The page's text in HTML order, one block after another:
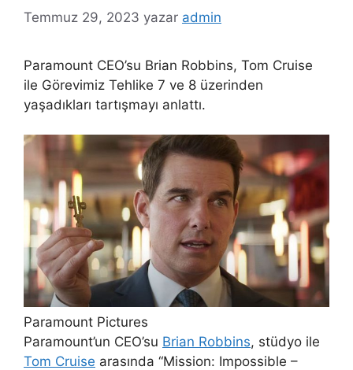
Temmuz 29, 2023 yazar admin
Paramount CEO’su Brian Robbins, Tom Cruise
ile Görevimiz Tehlike 7 ve 8 üzerinden
yaşadıkları tartışmayı anlattı.
Paramount Pictures
Paramount’un CEO’su Brian Robbins, stüdyo ile
Tom Cruise arasında “Mission: Impossible –